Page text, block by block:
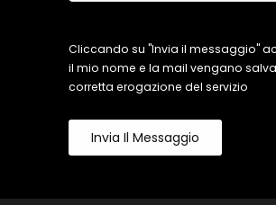
Cliccando su "Invia il messaggio"
il mio nome e la mail vengano
corretta erogazione del servizio
Invia Il Messaggio